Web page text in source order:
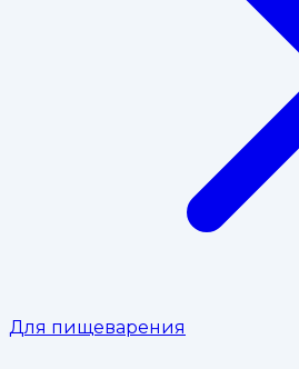
Для пищеварения